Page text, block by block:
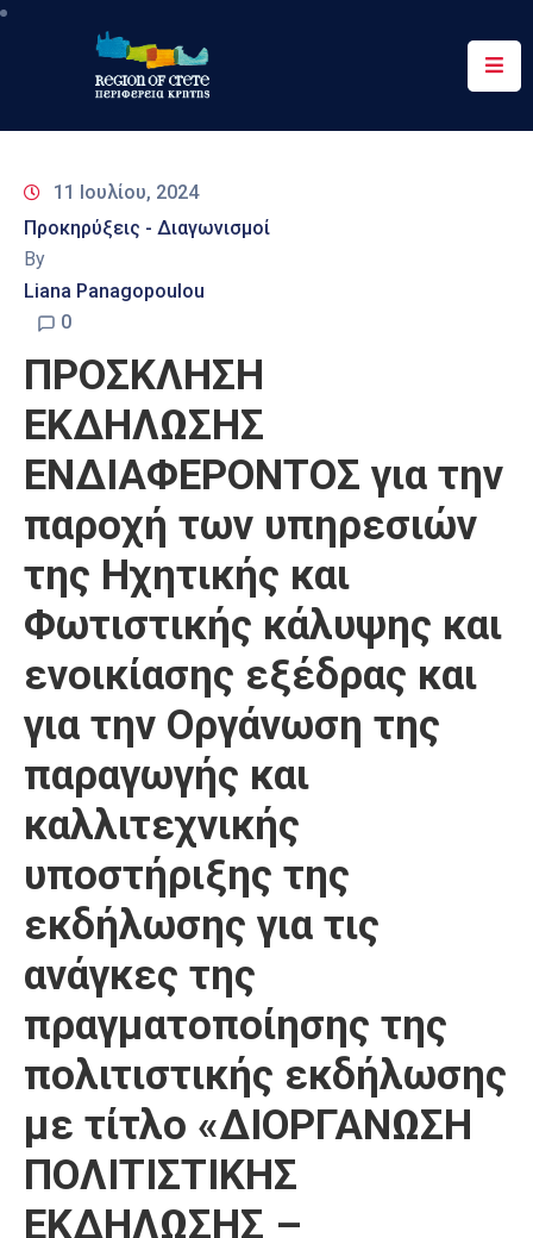
Περιφέρεια
&
Δράσεις
Ψηφιακές
Επικοινωνία
11 Ιουλίου, 2024
Προκηρύξεις - Διαγωνισμοί
By
Liana Panagopoulou
0
ΠΡΟΣΚΛΗΣΗ
ΕΚΔΗΛΩΣΗΣ
ΕΝΔΙΑΦΕΡΟΝΤΟΣ για την
παροχή των υπηρεσιών
της Ηχητικής και
Φωτιστικής κάλυψης και
ενοικίασης εξέδρας και
για την Οργάνωση της
παραγωγής και
καλλιτεχνικής
υποστήριξης της
εκδήλωσης για τις
ανάγκες της
πραγματοποίησης της
πολιτιστικής εκδήλωσης
με τίτλο «ΔΙΟΡΓΑΝΩΣΗ
ΠΟΛΙΤΙΣΤΙΚΗΣ
ΕΚΔΗΛΩΣΗΣ –